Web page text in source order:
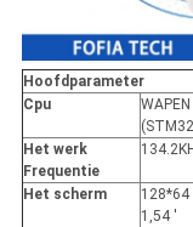
Hoofdparameter
Cpu
WAPEN
Het werk
Frequentie
Het scherm
128*64
1,54 '